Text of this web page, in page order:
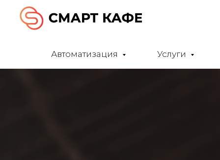
Автоматизация Услуги